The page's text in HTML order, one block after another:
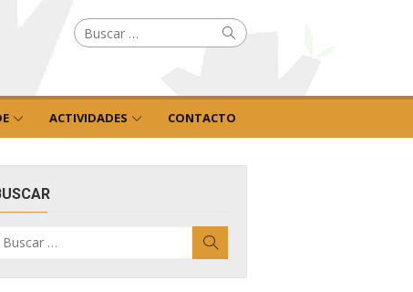
Buscar
por: Buscar
ACTIVIDADES CONTACTO
por: